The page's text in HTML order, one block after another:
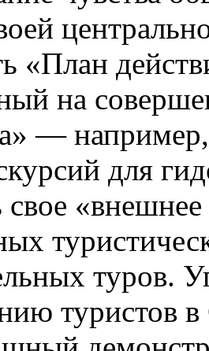
«План
на
— например,
для
«внешнее
туров.
туристов